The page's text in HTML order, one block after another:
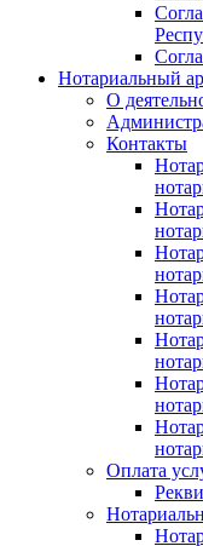
Нотариальный
О
Контакты
Оплата